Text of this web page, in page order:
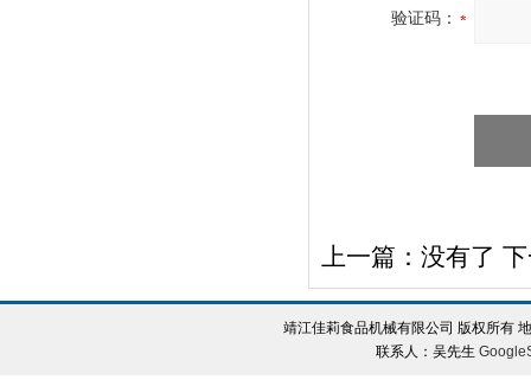
验证码：
上一篇：没有了
靖江佳莉食品机械有限公司 版权所有
联系人：吴先生